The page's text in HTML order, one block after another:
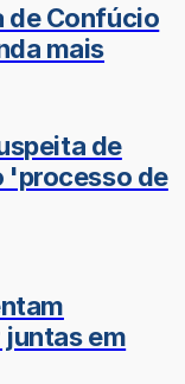
de Confúcio
mais
de
'processo de
em